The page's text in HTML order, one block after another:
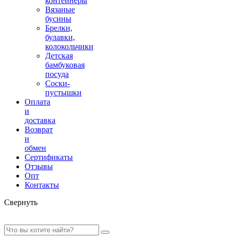
Вязаные
бусины
Брелки,
булавки,
колокольчики
Детская
бамбуковая
посуда
Соски-
пустышки
Оплата
и
доставка
Возврат
и
обмен
Сертификаты
Отзывы
Опт
Контакты
Свернуть